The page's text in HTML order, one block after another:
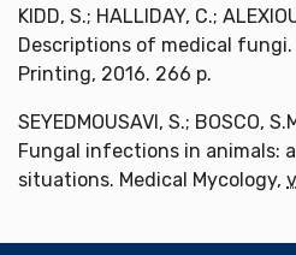
KIDD, S.; HALLIDAY, C.;
Descriptions of medical fungi.
Printing, 2016. 266 p.
SEYEDMOUSAVI, S.; BOSCO,
Fungal infections in animals:
situations. Medical Mycology,